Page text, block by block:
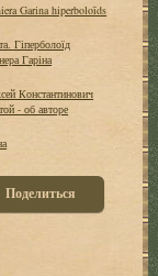
Garina hiperboloīds
Гіперболоїд
Гаріна
Константинович
- об авторе
Поделиться